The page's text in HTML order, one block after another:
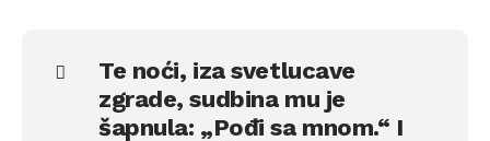
Te noći, iza svetlucave
zgrade, sudbina mu je
šapnula: „Pođi sa mnom.“ I